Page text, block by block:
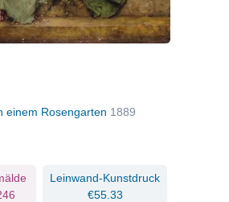
einem Rosengarten 1889
Leinwand-Kunstdruck
€55.33